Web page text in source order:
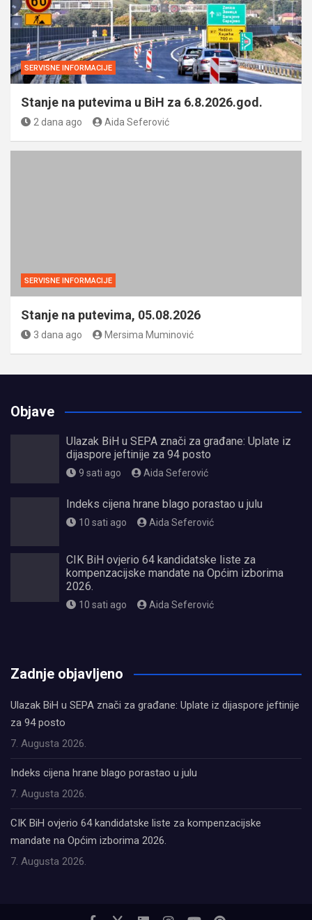
SERVISNE INFORMACIJE
Stanje na putevima u BiH za 6.8.2026.god.
2 dana ago Aida Seferović
SERVISNE INFORMACIJE
Stanje na putevima, 05.08.2026
3 dana ago Mersima Muminović
Objave
Ulazak BiH u SEPA znači za građane: Uplate iz
dijaspore jeftinije za 94 posto
9 sati ago Aida Seferović
Indeks cijena hrane blago porastao u julu
10 sati ago Aida Seferović
CIK BiH ovjerio 64 kandidatske liste za
kompenzacijske mandate na Općim izborima
2026.
10 sati ago Aida Seferović
Zadnje objavljeno
Ulazak BiH u SEPA znači za građane: Uplate iz dijaspore jeftinije
za 94 posto
7. Augusta 2026.
Indeks cijena hrane blago porastao u julu
7. Augusta 2026.
CIK BiH ovjerio 64 kandidatske liste za kompenzacijske
mandate na Općim izborima 2026.
7. Augusta 2026.